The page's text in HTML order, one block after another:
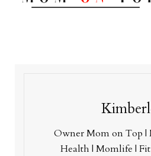
Owner Mom on Top |
Health | Momlife |